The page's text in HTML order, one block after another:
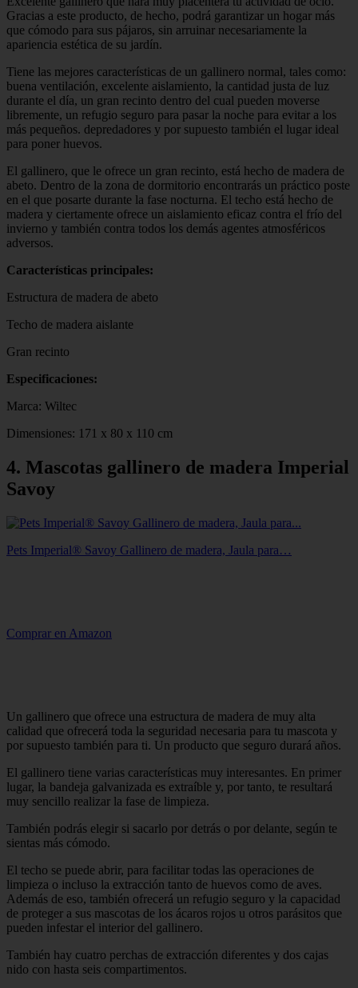
Gracias a este producto, de hecho, podrá garantizar un hogar más
que cómodo para sus pájaros, sin arruinar necesariamente la
apariencia estética de su jardín.
Tiene las mejores características de un gallinero normal, tales como:
buena ventilación, excelente aislamiento, la cantidad justa de luz
durante el día, un gran recinto dentro del cual pueden moverse
libremente, un refugio seguro para pasar la noche para evitar a los
más pequeños. depredadores y por supuesto también el lugar ideal
para poner huevos.
El gallinero, que le ofrece un gran recinto, está hecho de madera de
abeto. Dentro de la zona de dormitorio encontrarás un práctico poste
en el que posarte durante la fase nocturna. El techo está hecho de
madera y ciertamente ofrece un aislamiento eficaz contra el frío del
invierno y también contra todos los demás agentes atmosféricos
adversos.
Características principales:
Estructura de madera de abeto
Techo de madera aislante
Gran recinto
Especificaciones:
Marca: Wiltec
Dimensiones: 171 x 80 x 110 cm
4. Mascotas gallinero de madera Imperial
Savoy
Pets Imperial® Savoy Gallinero de madera, Jaula para…
Comprar en Amazon
Un gallinero que ofrece una estructura de madera de muy alta
calidad que ofrecerá toda la seguridad necesaria para tu mascota y
por supuesto también para ti. Un producto que seguro durará años.
El gallinero tiene varias características muy interesantes. En primer
lugar, la bandeja galvanizada es extraíble y, por tanto, te resultará
muy sencillo realizar la fase de limpieza.
También podrás elegir si sacarlo por detrás o por delante, según te
sientas más cómodo.
El techo se puede abrir, para facilitar todas las operaciones de
limpieza o incluso la extracción tanto de huevos como de aves.
Además de eso, también ofrecerá un refugio seguro y la capacidad
de proteger a sus mascotas de los ácaros rojos u otros parásitos que
pueden infestar el interior del gallinero.
También hay cuatro perchas de extracción diferentes y dos cajas
nido con hasta seis compartimentos.